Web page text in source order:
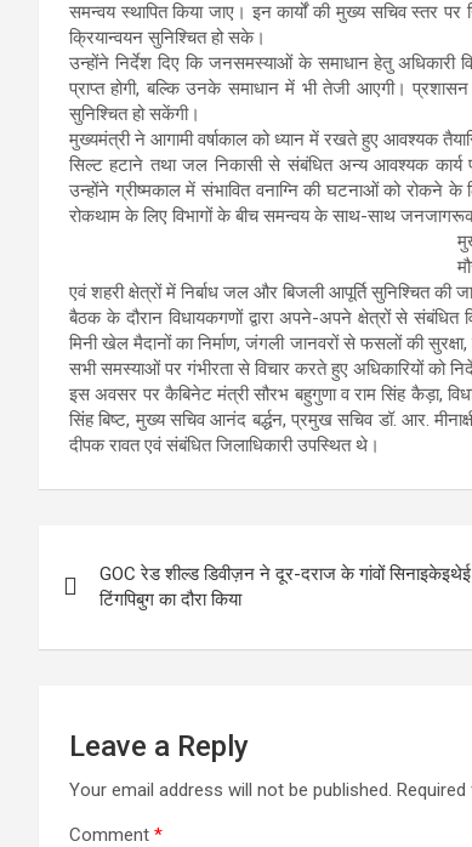
समन्वय स्थापित किया जाए। इन कार्यों की मुख्य सचिव स्तर
क्रियान्वयन सुनिश्चित हो सके।
उन्होंने निर्देश दिए कि जनसमस्याओं के समाधान हेतु
प्राप्त होगी, बल्कि उनके समाधान में भी तेजी आएगी।
सुनिश्चित हो सकेंगी।
मुख्यमंत्री ने आगामी वर्षाकाल को ध्यान में रखते हुए आवश्यक
सिल्ट हटाने तथा जल निकासी से संबंधित अन्य आवश्यक कार्य
उन्होंने ग्रीष्मकाल में संभावित वनाग्नि की घटनाओं को रोकने के
रोकथाम के लिए विभागों के बीच समन्वय के साथ-साथ
एवं शहरी क्षेत्रों में निर्बाध जल और बिजली आपूर्ति सुनिश्चित
बैठक के दौरान विधायकगणों द्वारा अपने-अपने क्षेत्रों से
मिनी खेल मैदानों का निर्माण, जंगली जानवरों से फसलों की
सभी समस्याओं पर गंभीरता से विचार करते हुए अधिकारियों को
इस अवसर पर कैबिनेट मंत्री सौरभ बहुगुणा व राम सिंह कैड़ा,
सिंह बिष्ट, मुख्य सचिव आनंद बर्द्धन, प्रमुख सचिव डॉ. आर.
दीपक रावत एवं संबंधित जिलाधिकारी उपस्थित थे।
navigation
GOC रेड शील्ड डिवीज़न ने दूर-दराज के गांवों
टिंगपिबुग का दौरा किया
Leave a Reply
Your email address will not be published.
Comment *